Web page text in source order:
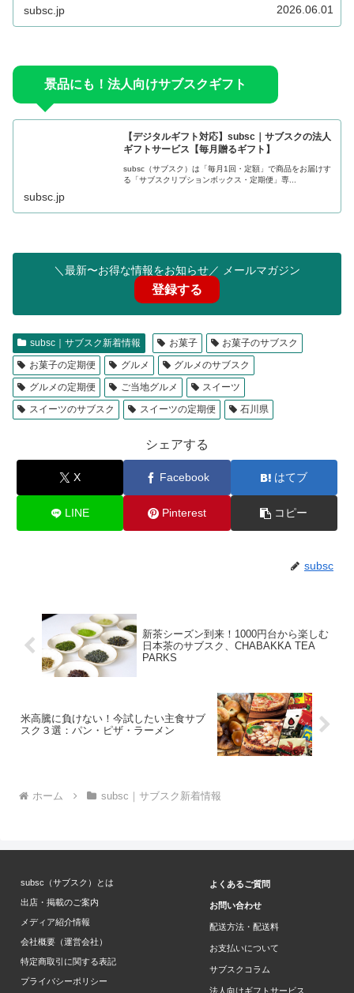
subsc.jp 2026.06.01
景品にも！法人向けサブスクギフト
【デジタルギフト対応】subsc｜サブスクの法人
ギフトサービス【毎月贈るギフト】
subsc（サブスク）は「毎月1回・定額」で商品をお届けす
る「サブスクリプションボックス・定期便」専...
subsc.jp
＼最新〜お得な情報をお知らせ／ メールマガジン
登録する
subsc｜サブスク新着情報 お菓子
お菓子のサブスク
お菓子の定期便
グルメ
グルメのサブスク
グルメの定期便
ご当地グルメ
スイーツ
スイーツのサブスク
スイーツの定期便 石川県
シェアする
X Facebook はてブ
LINE Pinterest コピー
subsc
新茶シーズン到来！1000円台から楽しむ
日本茶のサブスク、CHABAKKA TEA
PARKS
米高騰に負けない！今試したい主食サブ
スク３選：パン・ピザ・ラーメン
ホーム subsc｜サブスク新着情報
subsc（サブスク）とは
出店・掲載のご案内
メディア紹介情報
会社概要（運営会社）
特定商取引に関する表記
プライバシーポリシー
よくあるご質問
お問い合わせ
配送方法・配送料
お支払いについて
サブスクコラム
法人向けギフトサービス